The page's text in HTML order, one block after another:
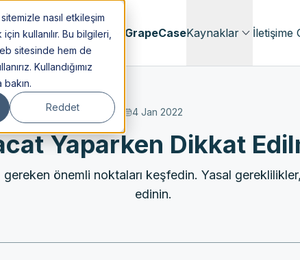
nasıl etkileşim
kullanılır. Bu bilgileri,
sitesinde hem de
Kullandığımız
Reddet
Hakkımızda GrapeCaseKaynaklar İletişime
4 Jan 2022
Yaparken Dikkat
önemli noktaları keşfedin. Yasal
edinin.